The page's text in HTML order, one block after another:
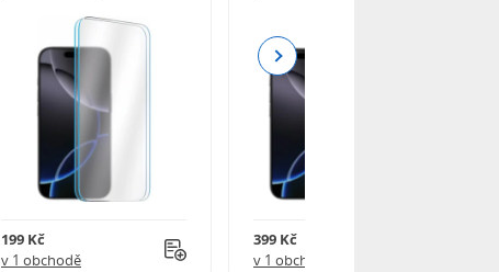
199 Kč
v 1 obchodě
399 Kč
v 1 obchodě
Next